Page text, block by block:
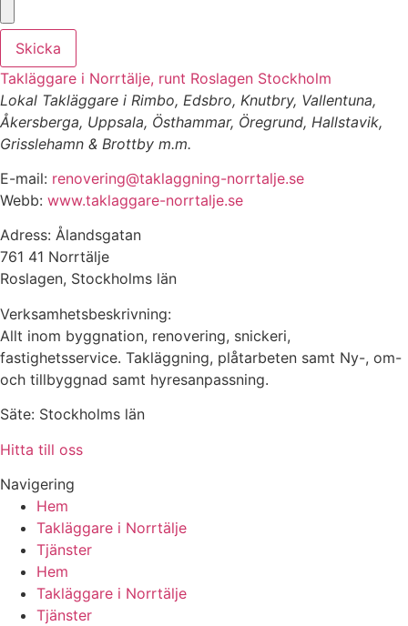
Skicka
Takläggare i Norrtälje, runt Roslagen Stockholm
Lokal Takläggare i Rimbo, Edsbro, Knutbry, Vallentuna,
Åkersberga, Uppsala, Östhammar, Öregrund, Hallstavik,
Grisslehamn & Brottby m.m.
E-mail: renovering@taklaggning-norrtalje.se
Webb: www.taklaggare-norrtalje.se
Adress: Ålandsgatan
761 41 Norrtälje
Roslagen, Stockholms län
Verksamhetsbeskrivning:
Allt inom byggnation, renovering, snickeri,
fastighetsservice. Takläggning, plåtarbeten samt Ny-, om-
och tillbyggnad samt hyresanpassning.
Säte: Stockholms län
Hitta till oss
Navigering
Hem
Takläggare i Norrtälje
Tjänster
Hem
Takläggare i Norrtälje
Tjänster